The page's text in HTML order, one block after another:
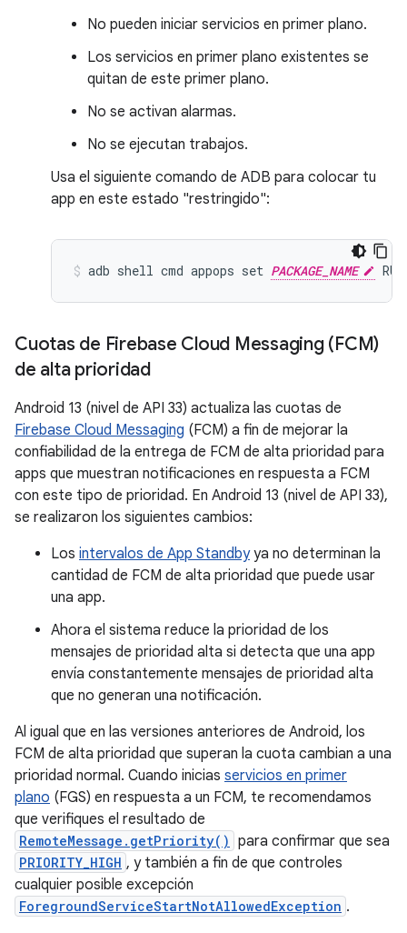
No pueden iniciar servicios en primer plano.
Los servicios en primer plano existentes se
quitan de este primer plano.
No se activan alarmas.
No se ejecutan trabajos.
Usa el siguiente comando de ADB para colocar tu
app en este estado "restringido":
adb shell cmd appops set PACKAGE_NAME
Cuotas de Firebase Cloud Messaging (FCM)
de alta prioridad
Android 13 (nivel de API 33) actualiza las cuotas de
Firebase Cloud Messaging (FCM) a fin de mejorar la
confiabilidad de la entrega de FCM de alta prioridad para
apps que muestran notificaciones en respuesta a FCM
con este tipo de prioridad. En Android 13 (nivel de API 33),
se realizaron los siguientes cambios:
Los intervalos de App Standbyya no determinan la
cantidad de FCM de alta prioridad que puede usar
una app.
Ahora el sistema reduce la prioridad de los
mensajes de prioridad alta si detecta que una app
envía constantemente mensajes de prioridad alta
que no generan una notificación.
Al igual que en las versiones anteriores de Android, los
FCM de alta prioridad que superan la cuota cambian a una
prioridad normal. Cuando inicias servicios en primer
plano (FGS) en respuesta a un FCM, te recomendamos
que verifiques el resultado de
RemoteMessage.getPriority() para confirmar que sea
PRIORITY_HIGH , y también a fin de que controles
cualquier posible excepción
ForegroundServiceStartNotAllowedException .